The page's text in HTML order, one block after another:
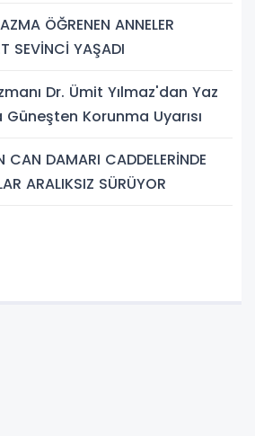
ÖĞRENEN ANNELER
SEVİNCİ YAŞADI
Dr. Ümit Yılmaz'dan Yaz
Güneşten Korunma Uyarısı
CAN DAMARI CADDELERİNDE
ARALIKSIZ SÜRÜYOR